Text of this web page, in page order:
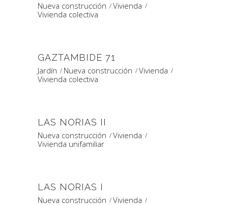
Nueva construcción
Vivienda
Vivienda colectiva
GAZTAMBIDE 71
Jardín Nueva construcción
Vivienda
Vivienda colectiva
LAS NORIAS II
Nueva construcción
Vivienda
Vivienda unifamiliar
LAS NORIAS I
Nueva construcción
Vivienda